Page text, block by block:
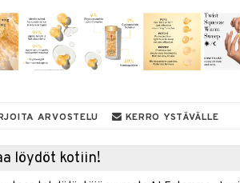
ARVOSTELU KERRO YSTÄVÄLLE
löydöt kotiin!